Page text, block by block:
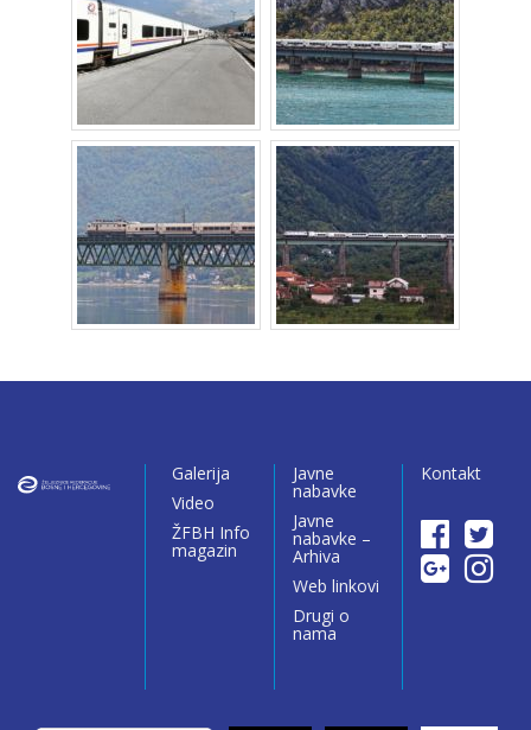
Galerija
Video
ŽFBH Info
magazin
Javne
nabavke
Javne
nabavke –
Arhiva
Web linkovi
Drugi o
nama
Kontakt